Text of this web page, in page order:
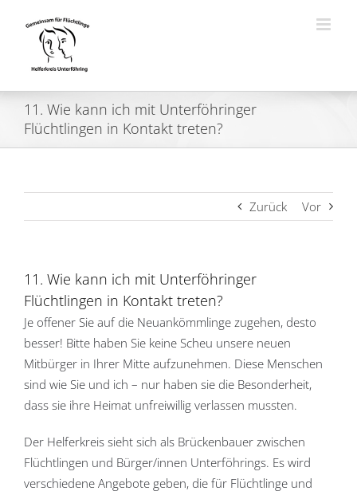
springen
11. Wie kann ich mit Unterföhringer
Flüchtlingen in Kontakt treten?
Zurück Vor
11. Wie kann ich mit Unterföhringer
Flüchtlingen in Kontakt treten?
Je offener Sie auf die Neuankömmlinge zugehen, desto
besser! Bitte haben Sie keine Scheu unsere neuen
Mitbürger in Ihrer Mitte aufzunehmen. Diese Menschen
sind wie Sie und ich – nur haben sie die Besonderheit,
dass sie ihre Heimat unfreiwillig verlassen mussten.
Der Helferkreis sieht sich als Brückenbauer zwischen
Flüchtlingen und Bürger/innen Unterföhrings. Es wird
verschiedene Angebote geben, die für Flüchtlinge und